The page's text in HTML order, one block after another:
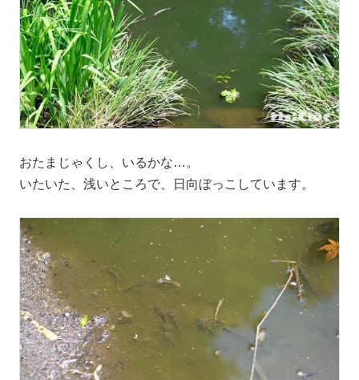
おたまじゃくし、いるかな…。
いたいた、浅いところで、日向ぼっこしています。